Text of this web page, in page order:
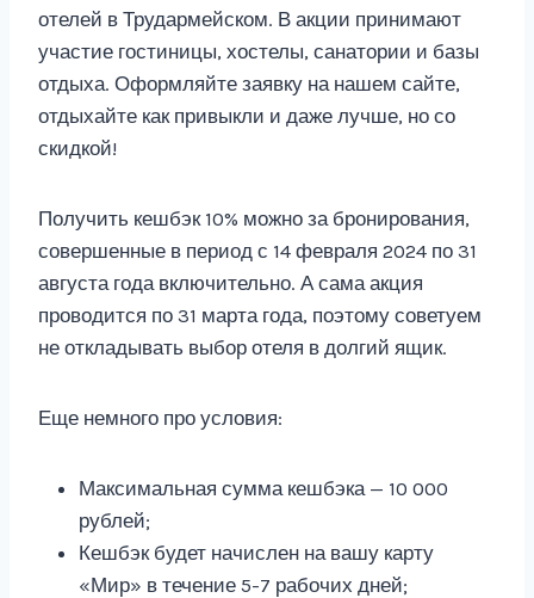
отелей в Трудармейском. В акции принимают
участие гостиницы, хостелы, санатории и базы
отдыха. Оформляйте заявку на нашем сайте,
отдыхайте как привыкли и даже лучше, но со
скидкой!
Получить кешбэк 10% можно за бронирования,
совершенные в период с 14 февраля 2024 по 31
августа года включительно. А сама акция
проводится по 31 марта года, поэтому советуем
не откладывать выбор отеля в долгий ящик.
Еще немного про условия:
Максимальная сумма кешбэка — 10 000
рублей;
Кешбэк будет начислен на вашу карту
«Мир» в течение 5-7 рабочих дней;